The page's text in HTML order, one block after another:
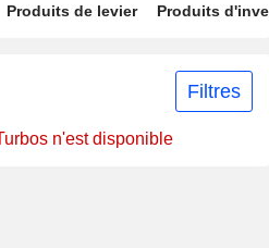
Produits de levier Produits
Filtres
n'est disponible